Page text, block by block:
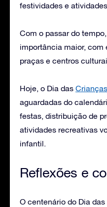
festividades e
Com o passar do
importância maior, com
praças e centros
Hoje, o Dia das Crianças
aguardadas do
festas, distribuição de
atividades recreativas
infantil.
Reflexões e
O centenário do Dia